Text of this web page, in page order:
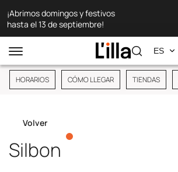
¡Abrimos domingos y festivos
hasta el 13 de septiembre!
HORARIOS CÓMO LLEGAR TIENDAS
Volver
Silbon